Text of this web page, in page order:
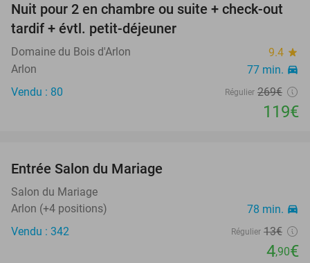
56%
Nuit pour 2 en chambre ou suite + check-out
tardif + évtl. petit-déjeuner
Domaine du Bois d'Arlon 9.4 star
Arlon 77 min. directions_car
Vendu : 80 Régulier 269€
119€
Entrée Salon du Mariage
Salon du Mariage
Arlon (+4 positions)
78 min. directions_car
Vendu : 342 Régulier 13€
4,90€